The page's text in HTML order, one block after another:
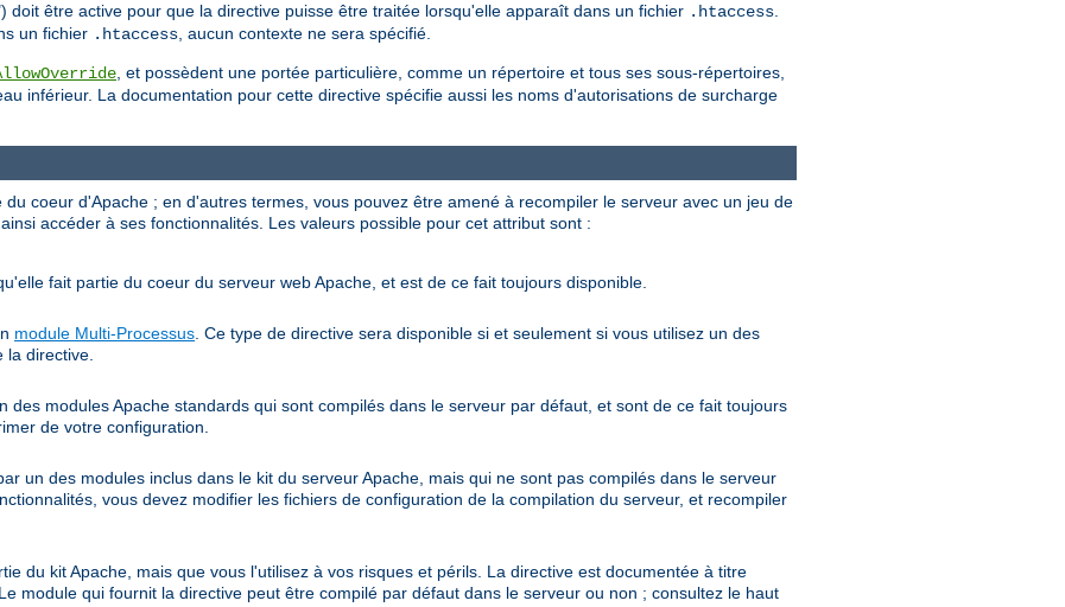
être active pour que la directive puisse être traitée lorsqu'elle apparaît dans un fichier .htaccess.
un fichier .htaccess, aucun contexte ne sera spécifié.
, et possèdent une portée particulière, comme un répertoire et tous ses sous-répertoires,
inférieur. La documentation pour cette directive spécifie aussi les noms d'autorisations de surcharge
coeur d'Apache ; en d'autres termes, vous pouvez être amené à recompiler le serveur avec un jeu de
accéder à ses fonctionnalités. Les valeurs possible pour cet attribut sont :
fait partie du coeur du serveur web Apache, et est de ce fait toujours disponible.
module Multi-Processus . Ce type de directive sera disponible si et seulement si vous utilisez un des
la directive.
des modules Apache standards qui sont compilés dans le serveur par défaut, et sont de ce fait toujours
de votre configuration.
un des modules inclus dans le kit du serveur Apache, mais qui ne sont pas compilés dans le serveur
vous devez modifier les fichiers de configuration de la compilation du serveur, et recompiler
du kit Apache, mais que vous l'utilisez à vos risques et périls. La directive est documentée à titre
module qui fournit la directive peut être compilé par défaut dans le serveur ou non ; consultez le haut